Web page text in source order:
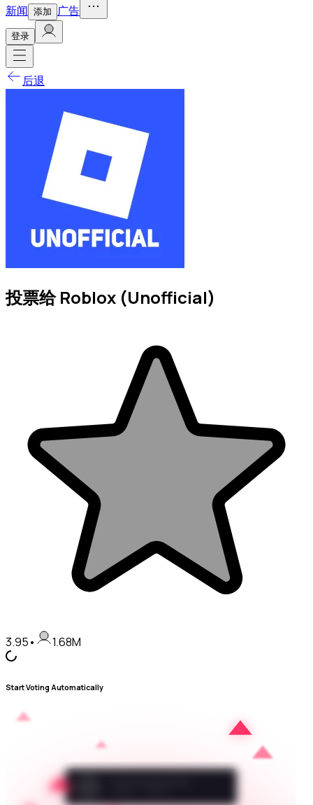
新闻 添加 广告
登录
后退
投票给 Roblox (Unofficial)
3.95• 1.68M
Start Voting Automatically